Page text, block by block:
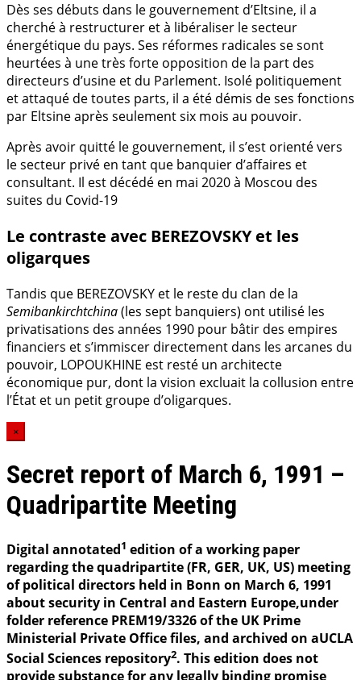
Dès ses débuts dans le gouvernement d’Eltsine, il a
cherché à restructurer et à libéraliser le secteur
énergétique du pays. Ses réformes radicales se sont
heurtées à une très forte opposition de la part des
directeurs d’usine et du Parlement. Isolé politiquement
et attaqué de toutes parts, il a été démis de ses fonctions
par Eltsine après seulement six mois au pouvoir.
Après avoir quitté le gouvernement, il s’est orienté vers
le secteur privé en tant que banquier d’affaires et
consultant. Il est décédé en mai 2020 à Moscou des
suites du Covid-19
Le contraste avec BEREZOVSKY et les
oligarques
Tandis que BEREZOVSKY et le reste du clan de la
Semibankirchtchina(les sept banquiers) ont utilisé les
privatisations des années 1990 pour bâtir des empires
financiers et s’immiscer directement dans les arcanes du
pouvoir, LOPOUKHINE est resté un architecte
économique pur, dont la vision excluait la collusion entre
l’État et un petit groupe d’oligarques.
×
Secret report of March 6, 1991 –
Quadripartite Meeting
Digital annotated1 edition of a working paper
regarding the quadripartite (FR, GER, UK, US) meeting
of political directors held in Bonn on March 6, 1991
about security in Central and Eastern Europe,under
folder reference PREM19/3326 of the UK Prime
Ministerial Private Office files, and archived on aUCLA
Social Sciences repository2. This edition does not
provide substance for any legally binding promise